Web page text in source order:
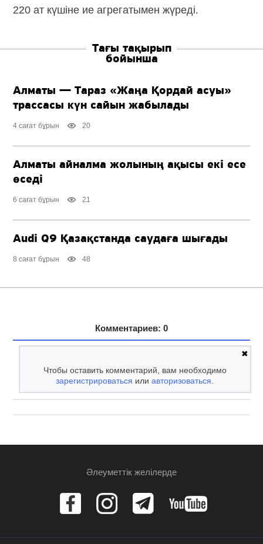
220 ат күшіне ие агрегатымен жүреді.
Тағы тақырып
бойынша
Алматы — Тараз «Жаңа Қордай асуы»
трассасы күн сайын жабылады
4 сағат бұрын 20
Алматы айналма жолының ақысы екі есе
өседі
6 сағат бұрын 21
Audi Q9 Қазақстанда саудаға шығады
8 сағат бұрын 48
Комментариев: 0
✖
Чтобы оставить комментарий, вам необходимо
зарегистрироваться илиавторизоваться
Әлеуметтік желілерде